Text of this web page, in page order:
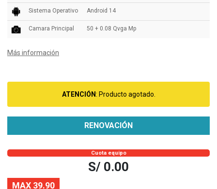
Sistema Operativo Android 14
Camara Principal 50 + 0.08 Qvga Mp
Más información
ATENCIÓN: Producto agotado.
RENOVACIÓN
Cuota equipo
S/ 0.00
MAX 39.90